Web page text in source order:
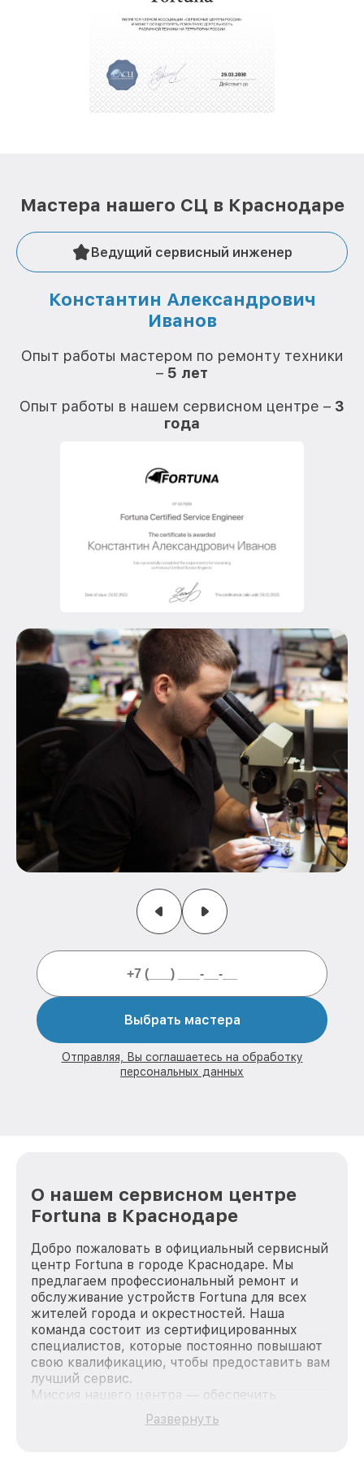
обеспечат доставку устройств в сервис в
полной сохранности и бесплатно.
положительные отзывы и обрели отличную
репутацию. Мы постоянно совершенствуемся и
Мастера нашего СЦ в Краснодаре
Ведущий сервисный инженер
Константин Александрович
Иванов
Опыт работы мастером по ремонту техники
– 5 лет
Опыт работы в нашем сервисном центре – 3
года
Выбрать мастера
Отправляя, Вы соглашаетесь на обработку
персональных данных
О нашем сервисном центре
Fortuna в Краснодаре
Добро пожаловать в официальный сервисный
центр Fortuna в городе Краснодаре. Мы
предлагаем профессиональный ремонт и
обслуживание устройств Fortuna для всех
жителей города и окрестностей. Наша
команда состоит из сертифицированных
специалистов, которые постоянно повышают
свою квалификацию, чтобы предоставить вам
лучший сервис.
Миссия нашего центра — обеспечить
качественный и доступный ремонт для
каждого пользователя продукции Fortuna, вне
Развернуть